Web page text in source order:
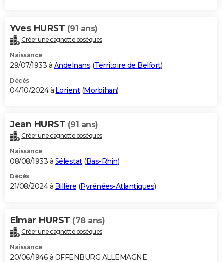
Yves HURST (91 ans)
Créer une cagnotte obsèques
Naissance
29/07/1933 à Andelnans (Territoire de Belfort)
Décès
04/10/2024 à Lorient(Morbihan)
Jean HURST (91 ans)
Créer une cagnotte obsèques
Naissance
08/08/1933 à Sélestat(Bas-Rhin)
Décès
21/08/2024 à Billère (Pyrénées-Atlantiques)
Elmar HURST (78 ans)
Créer une cagnotte obsèques
Naissance
20/06/1946 à OFFENBURG ALLEMAGNE